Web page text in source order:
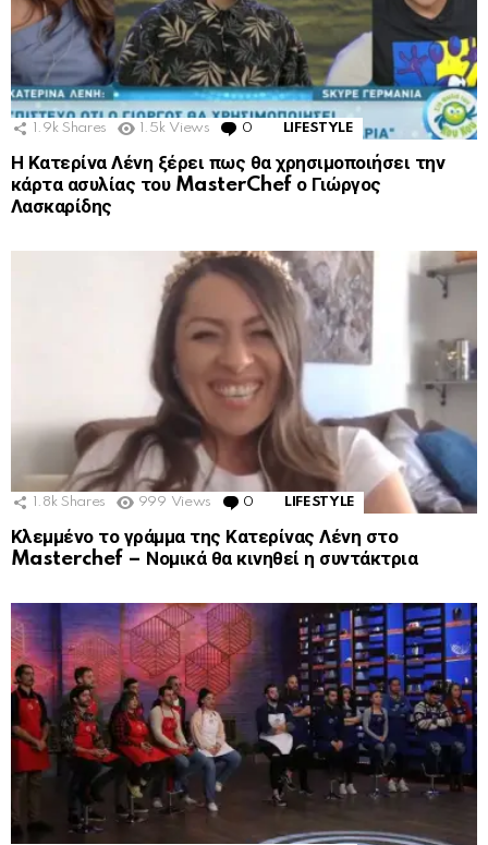
1.9k Shares 1.5k Views 0 Comments
LIFESTYLE
Η Κατερίνα Λένη ξέρει πως θα χρησιμοποιήσει την
κάρτα ασυλίας του MasterChef ο Γιώργος
Λασκαρίδης
1.8k Shares 999 Views 0 Comments
LIFESTYLE
Κλεμμένο το γράμμα της Κατερίνας Λένη στο
Masterchef – Νομικά θα κινηθεί η συντάκτρια